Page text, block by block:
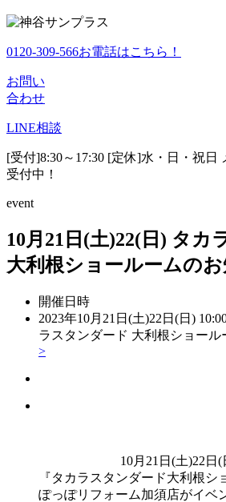
0120-309-566お電話はこちら！
お問い
合わせ
LINE相談
[受付]8:30～17:30 [定休]水・日・祝日
受付中！
event
10月21日(土)22(日) タカ
大利根ショールームの
開催日時
2023年10月21日(土)22日(日)
ラスタンダード 大利根ショール
>
10月21日(土)22日(
『タカラスタンダード大利根シ
ぽっぽリフォーム加須店がイベ